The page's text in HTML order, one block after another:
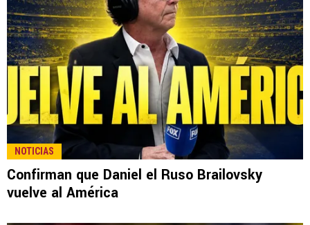
NOTICIAS
Confirman que Daniel el Ruso Brailovsky
vuelve al América